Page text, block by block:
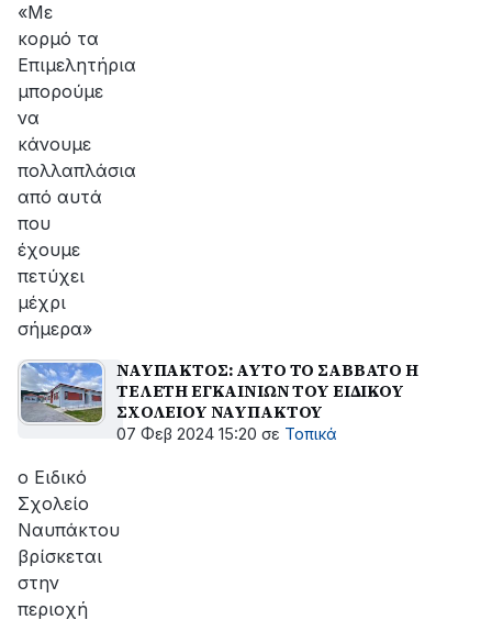
«Με
κορμό τα
Επιμελητήρια
μπορούμε
να
κάνουμε
πολλαπλάσια
από αυτά
που
έχουμε
πετύχει
μέχρι
σήμερα»
ΝΑΥΠΑΚΤΟΣ: ΑΥΤΟ ΤΟ ΣΑΒΒΑΤΟ Η
ΤΕΛΕΤΗ ΕΓΚΑΙΝΙΩΝ ΤΟΥ ΕΙΔΙΚΟΥ
ΣΧΟΛΕΙΟΥ ΝΑΥΠΑΚΤΟΥ
07 Φεβ 2024 15:20 σε Τοπικά
ο Ειδικό
Σχολείο
Ναυπάκτου
βρίσκεται
στην
περιοχή